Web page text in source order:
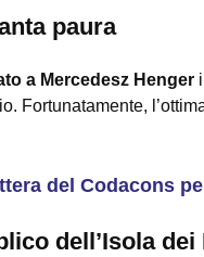
paura
a Mercedesz Henger
Fortunatamente,
del Codacons
dell’Isola dei